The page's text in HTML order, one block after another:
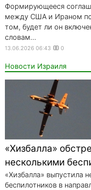
Формирующееся
между США и Ираном
том, будет ли он
словам...
13.06.2026 06:43 0
Новости Израиля
«Хизбалла»
несколькими
«Хизбалла» выпустила
беспилотников в